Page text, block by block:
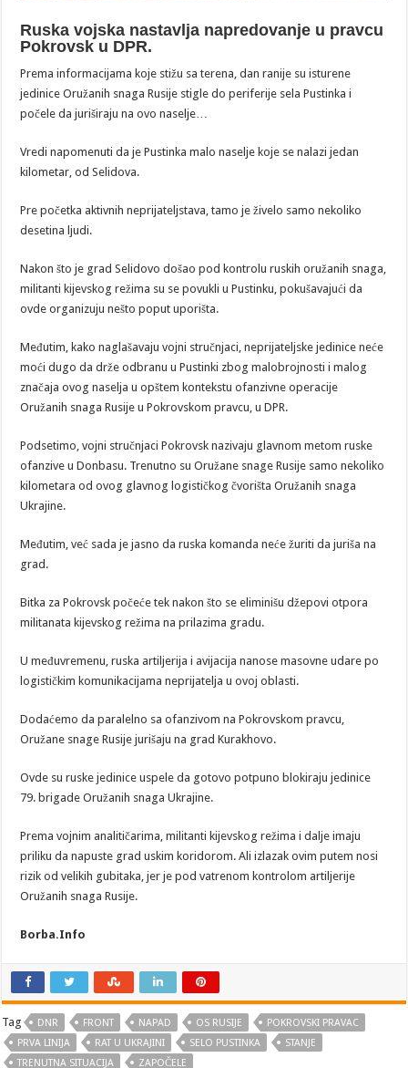
Ruska vojska nastavlja napredovanje u pravcu
Pokrovsk u DPR.
Prema informacijama koje stižu sa terena, dan ranije su isturene
jedinice Oružanih snaga Rusije stigle do periferije sela Pustinka i
počele da juriširaju na ovo naselje…
Vredi napomenuti da je Pustinka malo naselje koje se nalazi jedan
kilometar, od Selidova.
Pre početka aktivnih neprijateljstava, tamo je živelo samo nekoliko
desetina ljudi.
Nakon što je grad Selidovo došao pod kontrolu ruskih oružanih snaga,
militanti kijevskog režima su se povukli u Pustinku, pokušavajući da
ovde organizuju nešto poput uporišta.
Međutim, kako naglašavaju vojni stručnjaci, neprijateljske jedinice neće
moći dugo da drže odbranu u Pustinki zbog malobrojnosti i malog
značaja ovog naselja u opštem kontekstu ofanzivne operacije
Oružanih snaga Rusije u Pokrovskom pravcu, u DPR.
Podsetimo, vojni stručnjaci Pokrovsk nazivaju glavnom metom ruske
ofanzive u Donbasu. Trenutno su Oružane snage Rusije samo nekoliko
kilometara od ovog glavnog logističkog čvorišta Oružanih snaga
Ukrajine.
Međutim, već sada je jasno da ruska komanda neće žuriti da juriša na
grad.
Bitka za Pokrovsk počeće tek nakon što se eliminišu džepovi otpora
militanata kijevskog režima na prilazima gradu.
U međuvremenu, ruska artiljerija i avijacija nanose masovne udare po
logističkim komunikacijama neprijatelja u ovoj oblasti.
Dodaćemo da paralelno sa ofanzivom na Pokrovskom pravcu,
Oružane snage Rusije jurišaju na grad Kurakhovo.
Ovde su ruske jedinice uspele da gotovo potpuno blokiraju jedinice
79. brigade Oružanih snaga Ukrajine.
Prema vojnim analitičarima, militanti kijevskog režima i dalje imaju
priliku da napuste grad uskim koridorom. Ali izlazak ovim putem nosi
rizik od velikih gubitaka, jer je pod vatrenom kontrolom artiljerije
Oružanih snaga Rusije.
Borba.Info
Tag DNR FRONT NAPAD OS RUSIJE
POKROVSKI PRAVAC
PRVA LINIJA
RAT U UKRAJINI SELO PUSTINKA
STANJE
TRENUTNA SITUACIJA
ZAPOČELE